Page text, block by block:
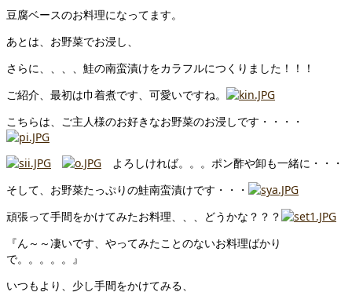
豆腐ベースのお料理になってます。
あとは、お野菜でお浸し、
さらに、、、、鮭の南蛮漬けをカラフルにつくりました！！！
ご紹介、最初は巾着煮です、可愛いですね。
こちらは、ご主人様のお好きなお野菜のお浸しです・・・・
よろしければ。。。ポン酢や卸も一緒に・・・
そして、お野菜たっぷりの鮭南蛮漬けです・・・
頑張って手間をかけてみたお料理、、、どうかな？？？
『ん～～凄いです、やってみたことのないお料理ばかり
で。。。。。』
いつもより、少し手間をかけてみる、